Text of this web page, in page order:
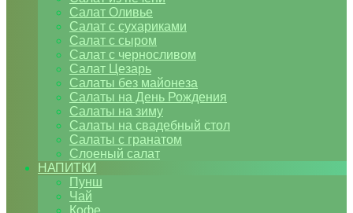
Салат Оливье
Салат с сухариками
Салат с сыром
Салат с черносливом
Салат Цезарь
Салаты без майонеза
Салаты на День Рождения
Салаты на зиму
Салаты на свадебный стол
Салаты с гранатом
Слоеный салат
НАПИТКИ
Пунш
Чай
Кофе